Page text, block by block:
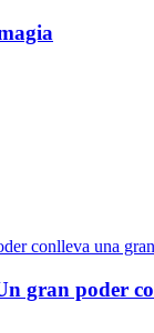
gran poder